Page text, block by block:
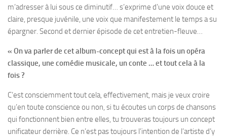
m’adresser à lui sous ce diminutif… s’exprime d’une voix douce et
claire, presque juvénile, une voix que manifestement le temps a su
épargner. Second et dernier épisode de cet entretien-fleuve…
« On va parler de cet album-concept qui est à la fois un opéra
classique, une comédie musicale, un conte … et tout cela à la
fois ?
C’est consciemment tout cela, effectivement, mais je veux croire
qu’en toute conscience ou non, si tu écoutes un corps de chansons
qui fonctionnent bien entre elles, tu trouveras toujours un concept
unificateur derrière. Ce n’est pas toujours l’intention de l’artiste d’y